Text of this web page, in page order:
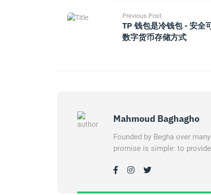
Previous Post
TP 钱包是冷钱包 - 安全
数字货币存储方式
Mahmoud Baghagho
Founded by Begha over
promise is simple: to